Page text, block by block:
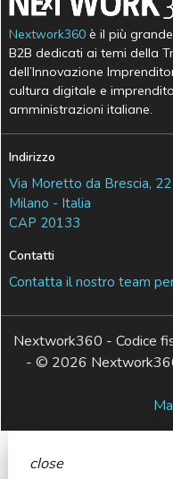
Nextwork360 è il più
B2B dedicati ai temi della
dell’Innovazione
cultura digitale e
amministrazioni italiane.
Indirizzo
Via Moretto da Brescia, 22
Milano - Italia
CAP 20133
Contatti
Contatta il nostro team
Nextwork360 - Codice
- © 2026
close